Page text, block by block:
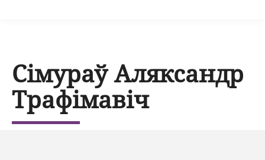
Сімураў Аляксандр
Трафімавіч